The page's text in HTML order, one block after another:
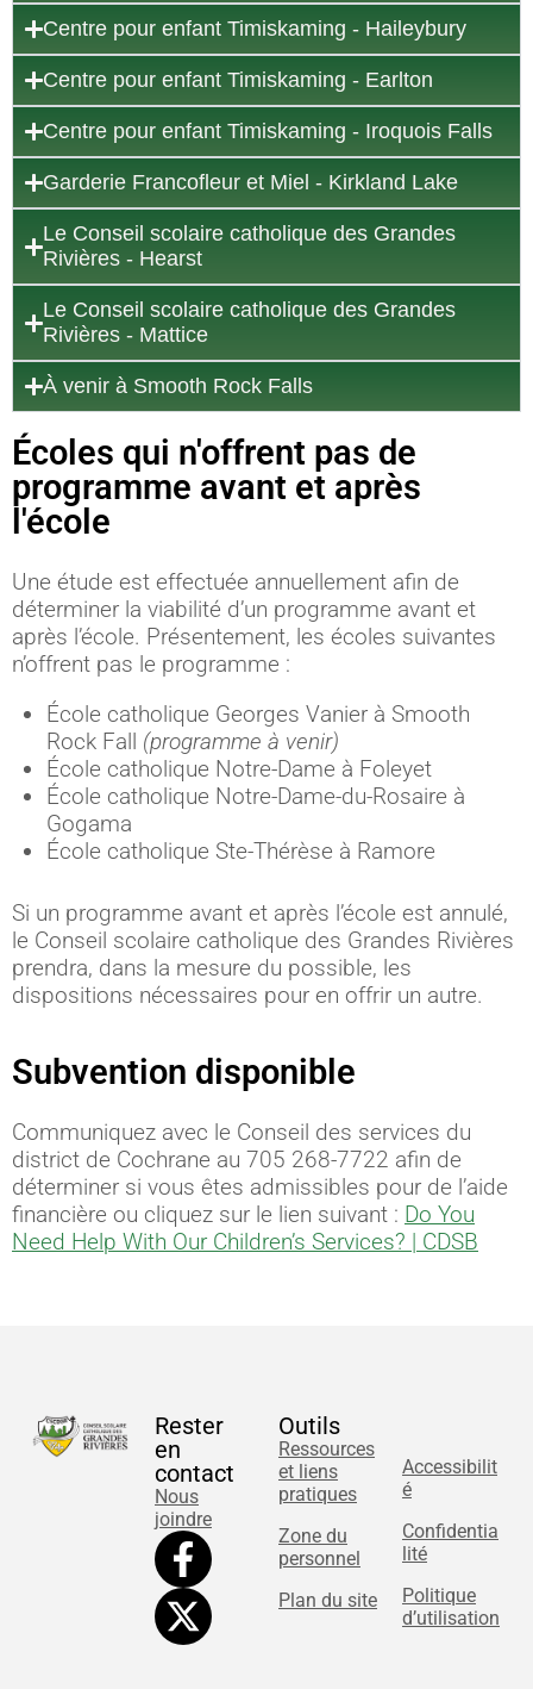
Centre pour enfant Timiskaming - Haileybury
Centre pour enfant Timiskaming - Earlton
Centre pour enfant Timiskaming - Iroquois Falls
Garderie Francofleur et Miel - Kirkland Lake
Le Conseil scolaire catholique des Grandes
Rivières - Hearst
Le Conseil scolaire catholique des Grandes
Rivières - Mattice
À venir à Smooth Rock Falls
Écoles qui n'offrent pas de
programme avant et après
l'école
Une étude est effectuée annuellement afin de
déterminer la viabilité d’un programme avant et
après l’école. Présentement, les écoles suivantes
n’offrent pas le programme :
École catholique Georges Vanier à Smooth
Rock Fall (programme à venir)
École catholique Notre-Dame à Foleyet
École catholique Notre-Dame-du-Rosaire à
Gogama
École catholique Ste-Thérèse à Ramore
Si un programme avant et après l’école est annulé,
le Conseil scolaire catholique des Grandes Rivières
prendra, dans la mesure du possible, les
dispositions nécessaires pour en offrir un autre.
Subvention disponible
Communiquez avec le Conseil des services du
district de Cochrane au 705 268-7722 afin de
déterminer si vous êtes admissibles pour de l’aide
financière ou cliquez sur le lien suivant : Do You
Need Help With Our Children’s Services? | CDSB
Rester
en
contact
Nous
joindre
Outils
Ressources
et liens
pratiques
Zone du
personnel
Plan du site
Accessibilit
é
Confidentia
lité
Politique
d’utilisation